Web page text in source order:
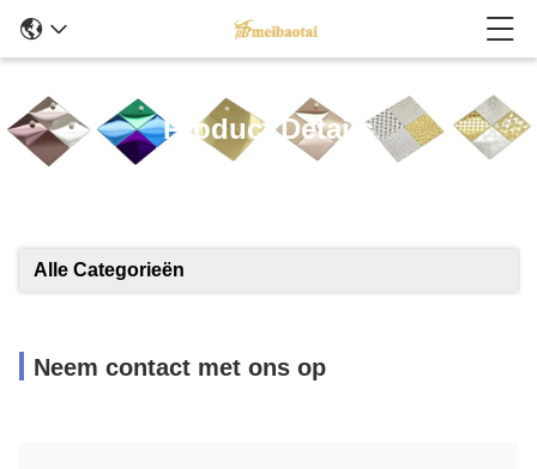
Product Details
Alle Categorieën
Neem contact met ons op